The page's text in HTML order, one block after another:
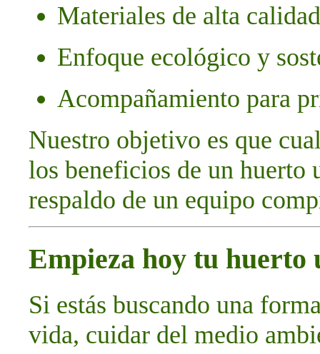
Materiales de alta calidad
Enfoque ecológico y
Acompañamiento para
Nuestro objetivo es que
los beneficios de un huerto
respaldo de un equipo
Empieza hoy tu huerto
Si estás buscando una
vida, cuidar del medio